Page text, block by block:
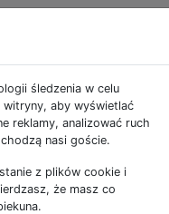
śledzenia w celu
aby wyświetlać
reklamy, analizować ruch
nasi goście.
z plików cookie i
że masz co